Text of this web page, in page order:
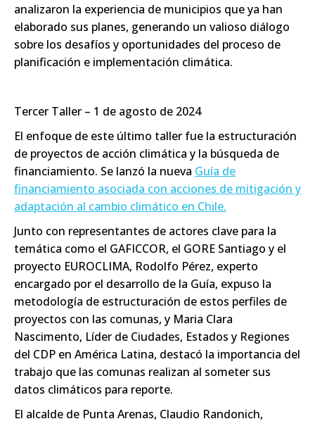
analizaron la experiencia de municipios que ya han
elaborado sus planes, generando un valioso diálogo
sobre los desafíos y oportunidades del proceso de
planificación e implementación climática.
Tercer Taller – 1 de agosto de 2024
El enfoque de este último taller fue la estructuración
de proyectos de acción climática y la búsqueda de
financiamiento. Se lanzó la nueva Guía de
financiamiento asociada con acciones de mitigación y
adaptación al cambio climático en Chile.
Junto con representantes de actores clave para la
temática como el GAFICCOR, el GORE Santiago y el
proyecto EUROCLIMA, Rodolfo Pérez, experto
encargado por el desarrollo de la Guía, expuso la
metodología de estructuración de estos perfiles de
proyectos con las comunas, y Maria Clara
Nascimento, Líder de Ciudades, Estados y Regiones
del CDP en América Latina, destacó la importancia del
trabajo que las comunas realizan al someter sus
datos climáticos para reporte.
El alcalde de Punta Arenas, Claudio Randonich,